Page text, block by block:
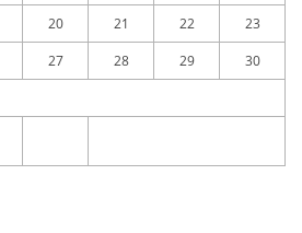
20 21 22
23
27 28 29
30